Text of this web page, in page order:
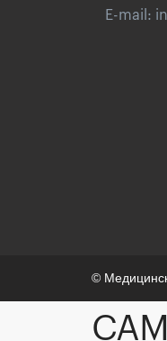
E-mail:
©